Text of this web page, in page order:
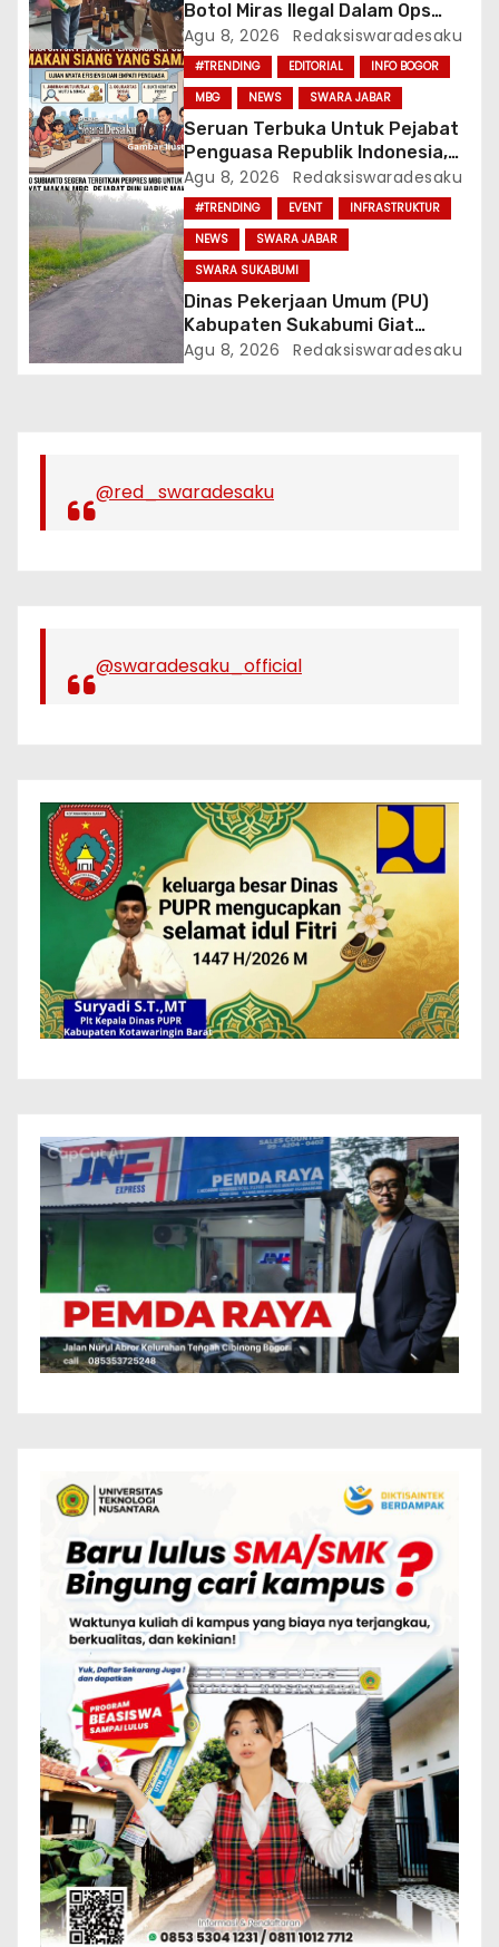
Botol Miras Ilegal Dalam Ops
Pekat
Agu 8, 2026 Redaksiswaradesaku
#TRENDING EDITORIAL
INFO BOGOR
MBG
NEWS SWARA JABAR
Seruan Terbuka Untuk Pejabat
Penguasa Republik Indonesia,
Makan Siang Yang Sama
Agu 8, 2026 Redaksiswaradesaku
#TRENDING EVENT
INFRASTRUKTUR
NEWS
SWARA JABAR
SWARA SUKABUMI
Dinas Pekerjaan Umum (PU)
Kabupaten Sukabumi Giat
Laksanakan Perbaikan Jalan
Agu 8, 2026 Redaksiswaradesaku
@red_swaradesaku
@swaradesaku_official